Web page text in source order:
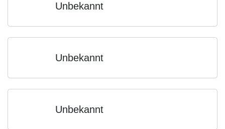
Unbekannt
Unbekannt
Unbekannt